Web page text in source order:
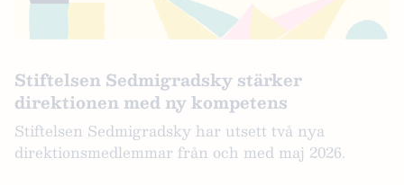
Stiftelsen Sedmigradsky stärker
direktionen med ny kompetens
Stiftelsen Sedmigradsky har utsett två nya
direktionsmedlemmar från och med maj 2026.